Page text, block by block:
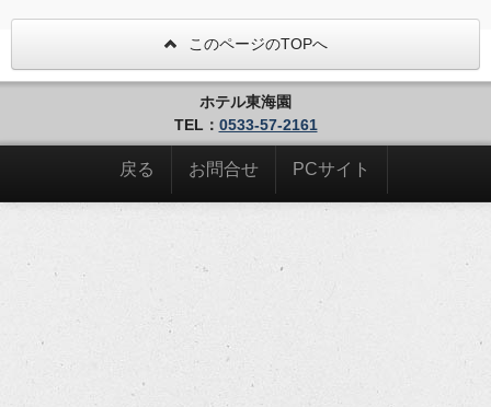
このページのTOPへ
ホテル東海園
TEL： 0533-57-2161
戻る お問合せ PCサイト